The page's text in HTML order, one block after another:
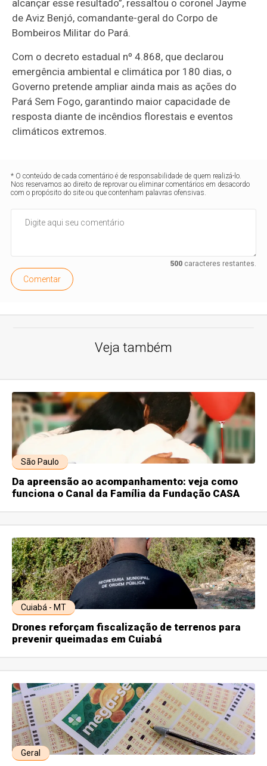
alcançar esse resultado”, ressaltou o coronel Jayme
de Aviz Benjó, comandante-geral do Corpo de
Bombeiros Militar do Pará.
Com o decreto estadual nº 4.868, que declarou
emergência ambiental e climática por 180 dias, o
Governo pretende ampliar ainda mais as ações do
Pará Sem Fogo, garantindo maior capacidade de
resposta diante de incêndios florestais e eventos
climáticos extremos.
* O conteúdo de cada comentário é de responsabilidade de quem realizá-lo.
Nos reservamos ao direito de reprovar ou eliminar comentários em desacordo
com o propósito do site ou que contenham palavras ofensivas.
500caracteres restantes.
Comentar
Veja também
São Paulo
Da apreensão ao acompanhamento: veja como
funciona o Canal da Família da Fundação CASA
Cuiabá - MT
Drones reforçam fiscalização de terrenos para
prevenir queimadas em Cuiabá
Geral